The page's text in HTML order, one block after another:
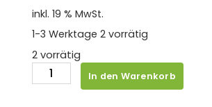
inkl. 19 % MwSt.
1-3 Werktage 2 vorrätig
2 vorrätig
BGS
Dichtring-
In den Warenkorb